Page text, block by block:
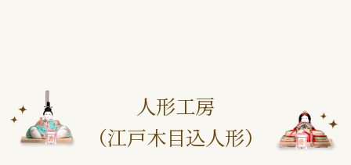
人形工房
（江戸木目込人形）